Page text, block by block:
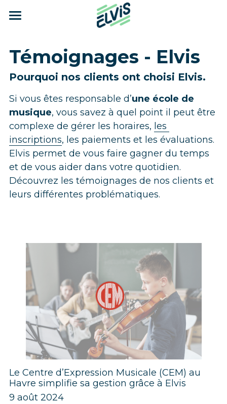
Gestion des adhérents
Gestion de vos activités
Gestion de la planification
Inscription en ligne
Module pédagogique
Tarifs
Blog
A propos d'Elvis
Témoignages
Nos références
Nos partenaires
Témoignages - Elvis
Pourquoi nos clients ont choisi Elvis.
Si vous êtes responsable d’une école de
musique, vous savez à quel point il peut être
complexe de gérer les horaires, les
inscriptions, les paiements et les évaluations.
Elvis permet de vous faire gagner du temps
et de vous aider dans votre quotidien.
Découvrez les témoignages de nos clients et
leurs différentes problématiques.
Le Centre d’Expression Musicale (CEM) au
Havre simplifie sa gestion grâce à Elvis
9 août 2024
CATÉGORIES DE BLOG
Toutes les catégories
Témoignage